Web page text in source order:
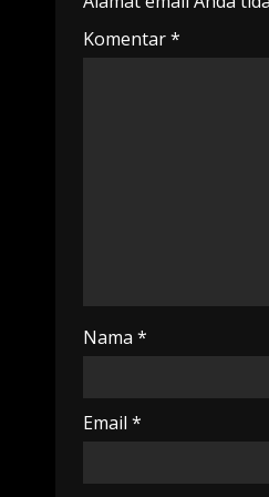
Komentar*
Nama *
Email *